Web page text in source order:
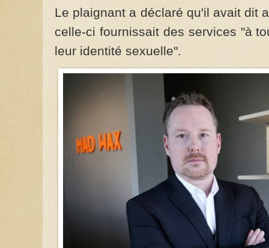
Le plaignant a déclaré qu'il avait dit
celle-ci fournissait des services "à
leur identité sexuelle".